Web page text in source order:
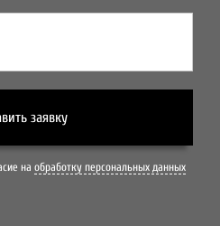
заявку
на обработку персональных данных